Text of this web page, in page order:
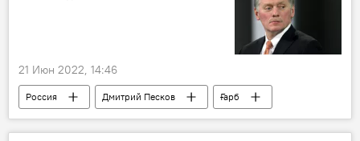
21 Июн 2022, 14:46
Россия Дмитрий Песков Ғарб